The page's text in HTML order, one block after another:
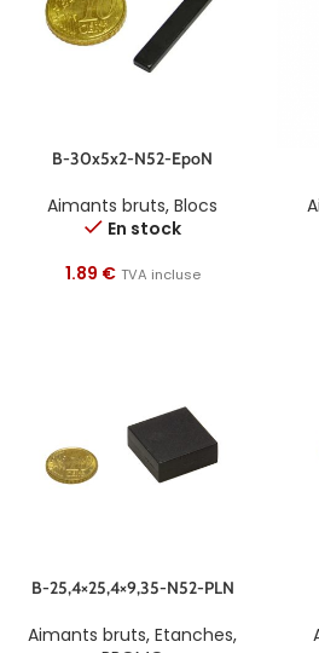
B-30x5x2-N52-EpoN
Aimants bruts, Blocs
En stock
1.89 € TVA incluse
B-25,4×25,4×9,35-N52-PLN
Aimants bruts, Etanches,